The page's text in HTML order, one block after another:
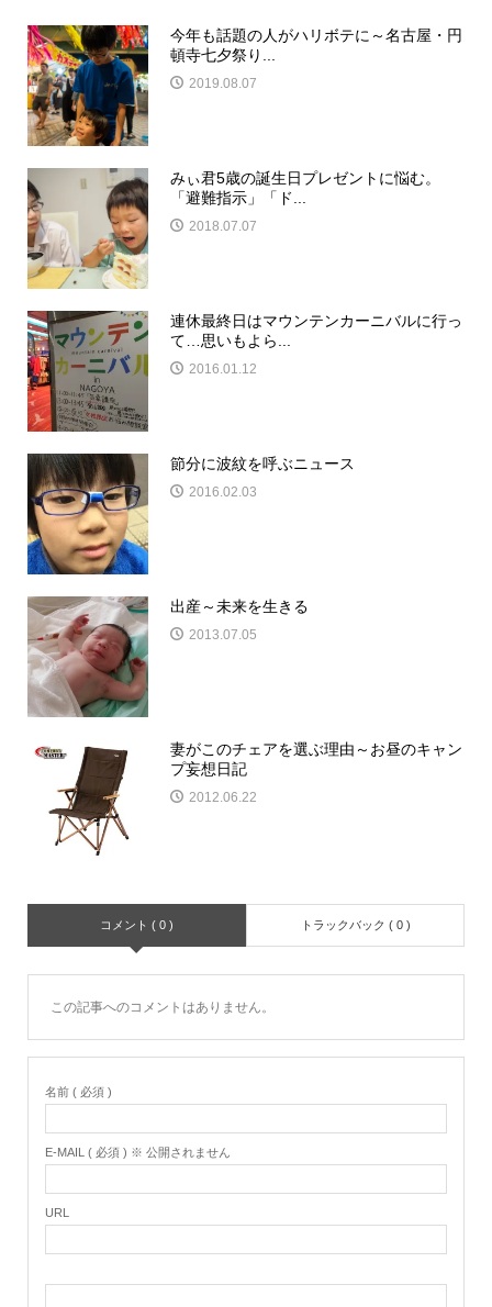
今年も話題の人がハリボテに～名古屋・円
頓寺七夕祭り...
2019.08.07
みぃ君5歳の誕生日プレゼントに悩む。
「避難指示」「ド...
2018.07.07
連休最終日はマウンテンカーニバルに行っ
て…思いもよら...
2016.01.12
節分に波紋を呼ぶニュース
2016.02.03
出産～未来を生きる
2013.07.05
妻がこのチェアを選ぶ理由～お昼のキャン
プ妄想日記
2012.06.22
コメント ( 0 ) トラックバック ( 0 )
この記事へのコメントはありません。
名前 ( 必須 )
E-MAIL ( 必須 ) ※ 公開されません
URL